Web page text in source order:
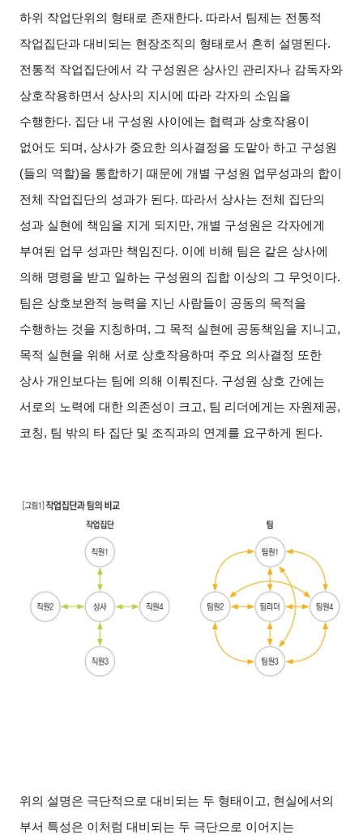
하위 작업단위의 형태로 존재한다. 따라서 팀제는 전통적
작업집단과 대비되는 현장조직의 형태로서 흔히 설명된다.
전통적 작업집단에서 각 구성원은 상사인 관리자나 감독자와
상호작용하면서 상사의 지시에 따라 각자의 소임을
수행한다. 집단 내 구성원 사이에는 협력과 상호작용이
없어도 되며, 상사가 중요한 의사결정을 도맡아 하고 구성원
(들의 역할)을 통합하기 때문에 개별 구성원 업무성과의 합이
전체 작업집단의 성과가 된다. 따라서 상사는 전체 집단의
성과 실현에 책임을 지게 되지만, 개별 구성원은 각자에게
부여된 업무 성과만 책임진다. 이에 비해 팀은 같은 상사에
의해 명령을 받고 일하는 구성원의 집합 이상의 그 무엇이다.
팀은 상호보완적 능력을 지닌 사람들이 공동의 목적을
수행하는 것을 지칭하며, 그 목적 실현에 공동책임을 지니고,
목적 실현을 위해 서로 상호작용하며 주요 의사결정 또한
상사 개인보다는 팀에 의해 이뤄진다. 구성원 상호 간에는
서로의 노력에 대한 의존성이 크고, 팀 리더에게는 자원제공,
코칭, 팀 밖의 타 집단 및 조직과의 연계를 요구하게 된다.
위의 설명은 극단적으로 대비되는 두 형태이고, 현실에서의
부서 특성은 이처럼 대비되는 두 극단으로 이어지는